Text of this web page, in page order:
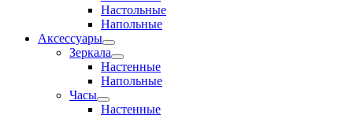
Настольные
Напольные
Аксессуары
Зеркала
Настенные
Напольные
Часы
Настенные